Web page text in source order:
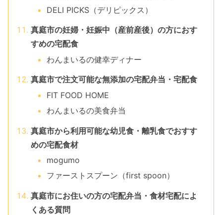
DELI PICKS（デリピックス）
真庭市の妊婦・妊娠中（産前産後）の方におす
すめの宅配食
わんまいるの健幸ディナー
真庭市で注文可能な無添加の宅配弁当・宅配食
FIT FOOD HOME
わんまいるの美食弁当
真庭市から利用可能な幼児食・離乳食でおすす
めの宅配食材
mogumo
ファーストスプーン（first spoon）
真庭市にお住いの方の宅配弁当・食材宅配によ
くある質問